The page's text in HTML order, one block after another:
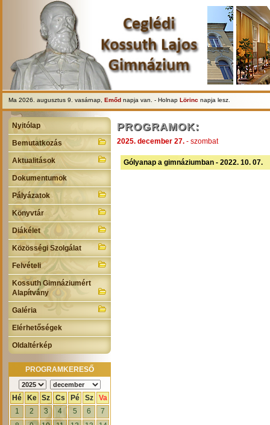
Ma 2026. augusztus 9. vasárnap, Emőd napja van. - Holnap Lörinc napja lesz.
Nyitólap
Bemutatkozás
Aktualitások
Dokumentumok
Pályázatok
Könyvtár
Diákélet
Közösségi Szolgálat
Felvételi
Kossuth Gimnáziumért
Alapítvány
Galéria
Elérhetőségek
Oldaltérkép
PROGRAMKERESŐ
Hé Ke Sz Cs Pé Sz
Va
1
2 3 4 5 6
7
PROGRAMOK:
2025. december 27. - szombat
Gólyanap a gimnáziumban - 2022. 10. 07.